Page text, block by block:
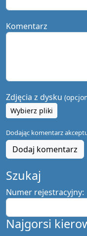
Komentarz
Zdjęcia z dysku
Wybierz pliki
Dodając komentarz
Dodaj komentarz
Szukaj
Numer rejestracyjny:
Najgorsi